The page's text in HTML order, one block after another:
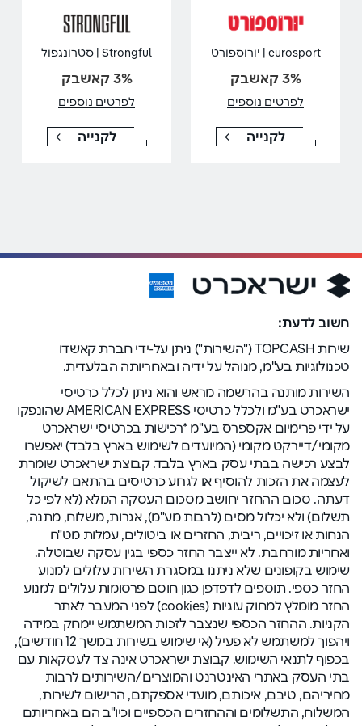
eurosport | יורוספורט
3% קאשבק
לפרטים נוספים
לקנייה
Strongful | סטרונגפול
3% קאשבק
לפרטים נוספים
לקנייה
חשוב לדעת:
שירות TOPCASH ("השירות") ניתן על-ידי חברת קאשדו
טכנולוגיות בע"מ, מנוהל על ידיה ובאחריותה הבלעדית.
השירות מותנה בהרשמה מראש והוא ניתן לכלל כרטיסי
ישראכרט בע"מ ולכלל כרטיסי AMERICAN EXPRESS שהונפקו
על ידי פרימיום אקספרס בע"מ *רכישות בכרטיסי ישראכרט
מקומי/דיירקט מקומי (המיועדים לשימוש בארץ בלבד) יאפשרו
לבצע רכישה בבתי עסק בארץ בלבד. קבוצת ישראכרט שומרת
לעצמה את הזכות להוסיף או לגרוע כרטיסים בהתאם לשיקול
דעתה. סכום ההחזר יחושב מסכום העסקה המלא (לא לפי כל
תשלום) ולא יכלול מסים (לרבות מע"מ), אגרות, משלוח, מתנה,
הנחות או זיכויים, ריבית, החזרים או ביטולים, עמלות מט"ח
ואחריות מורחבת. לא ייצבר החזר כספי בגין עסקה שבוטלה.
שימוש בקופונים שלא ניתנו במסגרת השירות עלולים למנוע
החזר כספי. תוספים לדפדפן כגון חוסם פרסומות עלולים למנוע
החזר מומלץ למחוק עוגיות (cookies) לפני המעבר לאתר
הקניות. ההחזר הכספי שנצבר לזכות המשתמש יימחק במידה
ויהפוך למשתמש לא פעיל (אי שימוש בשירות במשך 12 חודשים),
בכפוף לתנאי השימוש. קבוצת ישראכרט אינה צד לעסקאות עם
בתי העסק באתרי האינטרנט והמוצרים/השירותים לרבות
מחיריהם, טיבם, איכותם, מועדי אספקתם, הרישום לשירות,
המשלוח, התשלומים וההחזרים הכספיים וכיו"ב הם באחריותם